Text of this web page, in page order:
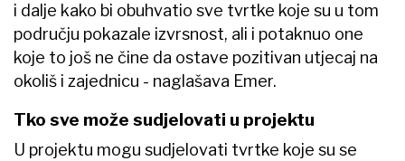
i dalje kako bi obuhvatio sve tvrtke koje su u tom
području pokazale izvrsnost, ali i potaknuo one
koje to još ne čine da ostave pozitivan utjecaj na
okoliš i zajednicu - naglašava Emer.
Tko sve može sudjelovati u projektu
U projektu mogu sudjelovati tvrtke koje su se